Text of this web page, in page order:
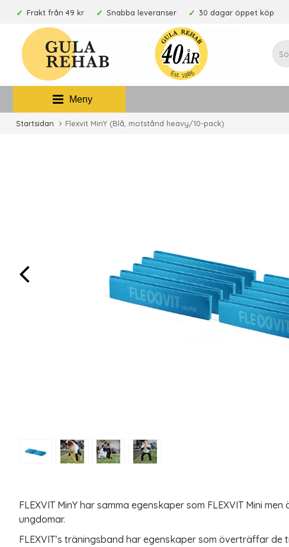
Frakt från 49 kr Snabba leveranser 30 dagar öppet köp
Meny
Startsidan Flexvit MinY (Blå, motstånd heavy/10-pack)
FLEXVIT MinY har samma egenskaper som FLEXVIT Mini
ungdomar.
FLEXVIT’s träningsband har egenskaper som överträffar de